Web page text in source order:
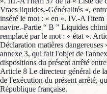
Vracs liquides.-Généralités »,
inséré le mot : « en ». IV.-A
navire.-Partie “ B ” Liquides
remplacé par le mot : « état ».
Déclaration matières
annexe 3, qui fait l'objet de
dispositions du présent arrêté
Article 8 Le directeur général de
de l'exécution du présent arrêté,
République française.